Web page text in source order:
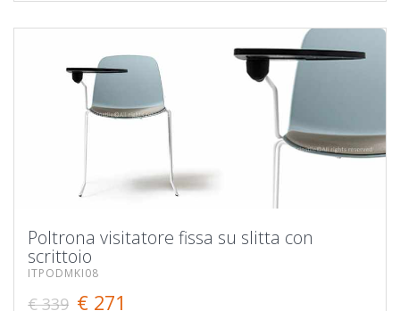
Poltrona visitatore fissa su slitta con
scrittoio
ITPODMKI08
€ 339 € 271